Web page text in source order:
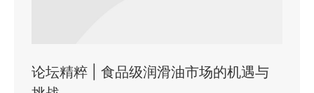
论坛精粹 | 食品级润滑油市场的机遇与